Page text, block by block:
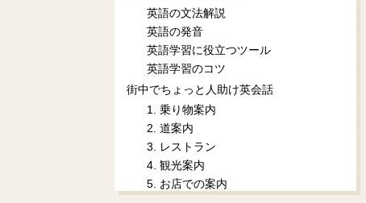
英語の文法解説
英語の発音
英語学習に役立つツール
英語学習のコツ
街中でちょっと人助け英会話
1. 乗り物案内
2. 道案内
3. レストラン
4. 観光案内
5. お店での案内